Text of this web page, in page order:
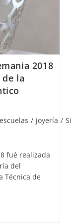
2018
la
escuelas / joyería /
fué realizada
del
Técnica de